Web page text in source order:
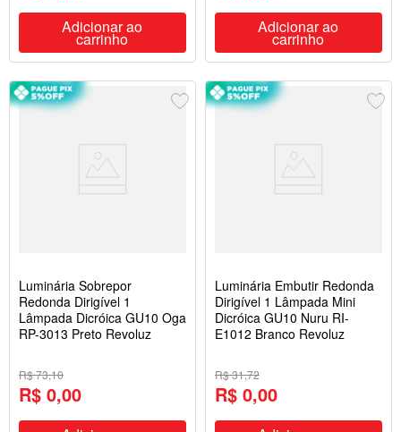
Adicionar ao
carrinho
Adicionar ao
carrinho
Luminária Sobrepor
Redonda Dirigível 1
Lâmpada Dicróica GU10 Oga
RP-3013 Preto Revoluz
R$ 73,10
R$ 0,00
Luminária Embutir Redonda
Dirigível 1 Lâmpada Mini
Dicróica GU10 Nuru RI-
E1012 Branco Revoluz
R$ 31,72
R$ 0,00